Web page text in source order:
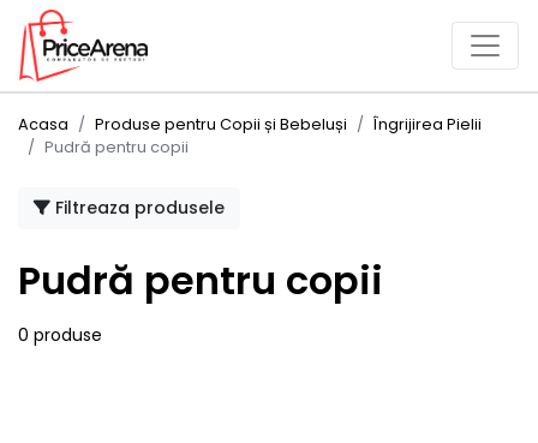
Acasa Produse pentru Copii și Bebeluși
Îngrijirea Pielii
Pudră pentru copii
Filtreaza produsele
Pudră pentru copii
0 produse